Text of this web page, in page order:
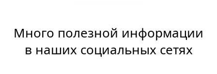
Много полезной информации
в наших социальных сетях